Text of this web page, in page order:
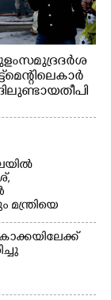
സമുദ്ര ദർശ
കാർ
തീപി
കൂടി